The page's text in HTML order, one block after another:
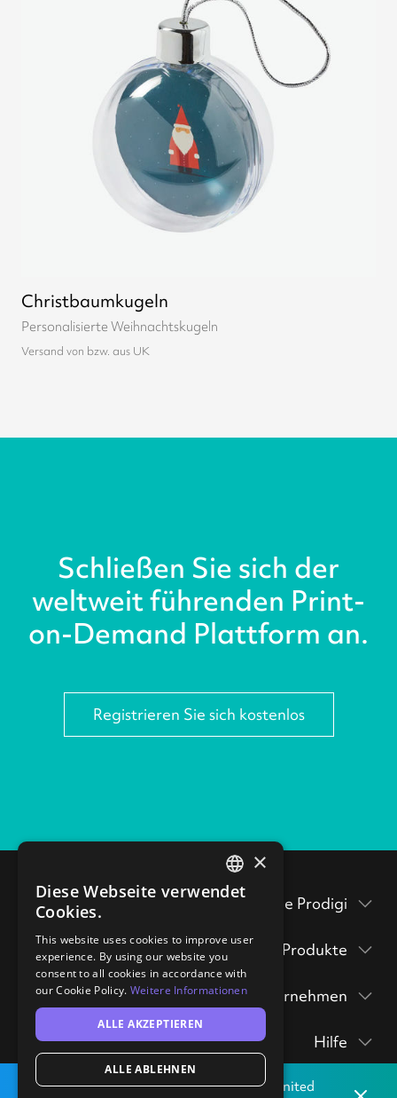
Lokal druckenvon unserem Druckereien in
United
Christbaumkugeln
Personalisierte Weihnachtskugeln
Versand von bzw. aus UK
Schließen Sie sich der
weltweit führenden Print-
on-Demand Plattform an.
Registrieren Sie sich kostenlos
Prodigi Group
hi@prodigi.com
Testen Sie Prodigi
Druck API
Produkte
anfordern
Aufkleber
Unternehmen
Hilfe
ENGLISH
×
Diese Webseite verwendet
Cookies.
This website uses cookies to improve user
experience. By using our website you
consent to all cookies in accordance with
our Cookie Policy. Weitere Informationen
ALLE AKZEPTIEREN
ALLE ABLEHNEN